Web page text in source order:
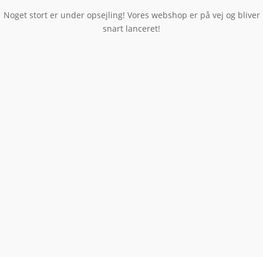
Noget stort er under opsejling! Vores webshop er på vej og bliver
snart lanceret!